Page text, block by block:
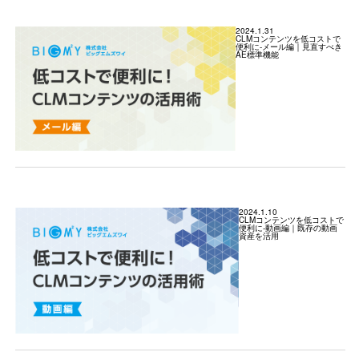
2024.1.31
CLMコンテンツを低コストで
便利に-メール編｜見直すべき
AE標準機能
2024.1.10
CLMコンテンツを低コストで
便利に-動画編｜既存の動画
資産を活用